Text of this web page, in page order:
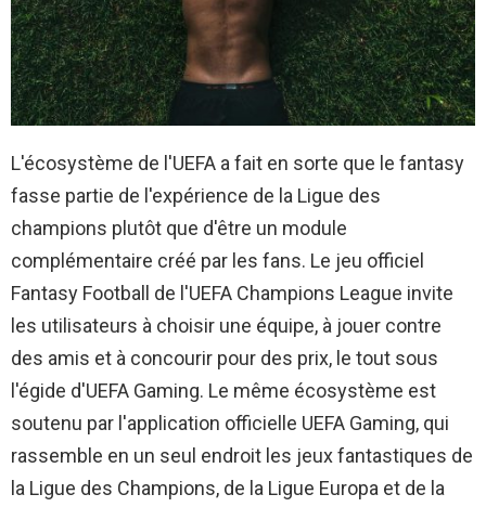
L'écosystème de l'UEFA a fait en sorte que le fantasy
fasse partie de l'expérience de la Ligue des
champions plutôt que d'être un module
complémentaire créé par les fans. Le jeu officiel
Fantasy Football de l'UEFA Champions League invite
les utilisateurs à choisir une équipe, à jouer contre
des amis et à concourir pour des prix, le tout sous
l'égide d'UEFA Gaming. Le même écosystème est
soutenu par l'application officielle UEFA Gaming, qui
rassemble en un seul endroit les jeux fantastiques de
la Ligue des Champions, de la Ligue Europa et de la